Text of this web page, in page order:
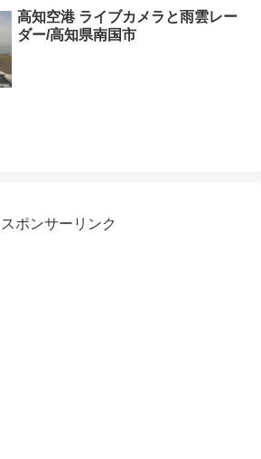
高知空港 ライブカメラと雨雲レー
ダー/高知県南国市
スポンサーリンク